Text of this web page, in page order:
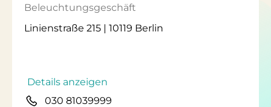
Beleuchtungsgeschäft
Linienstraße 215 | 10119 Berlin
Details anzeigen
030 81039999